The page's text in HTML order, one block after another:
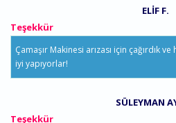
ELIF F.
Teşekkür
Çamaşır Makinesi arızası için çağırdık
iyi yapıyorlar!
SÜLEYMAN
Teşekkür